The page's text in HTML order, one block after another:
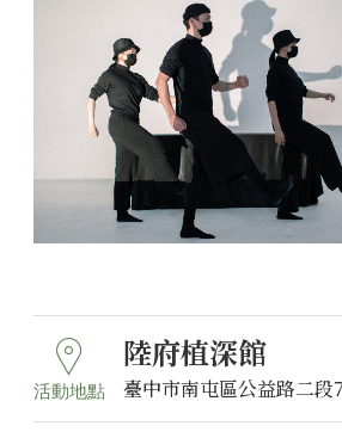
活動地點
陸府植深館
臺中市南屯區公益路二段